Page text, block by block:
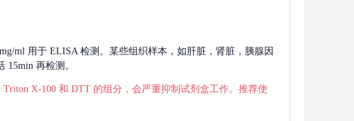
ml 用于 ELISA 检测。某些组织样本，如肝脏，肾脏，胰腺因
再检测。
X-100 和 DTT 的组分，会严重抑制试剂盒工作。推荐使